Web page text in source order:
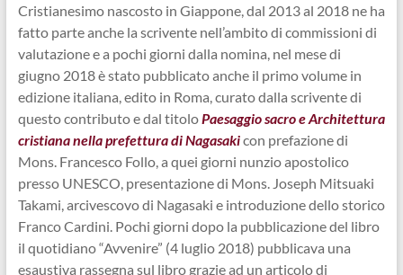
Cristianesimo nascosto in Giappone, dal 2013 al 2018 ne ha
fatto parte anche la scrivente nell’ambito di commissioni di
valutazione e a pochi giorni dalla nomina, nel mese di
giugno 2018 è stato pubblicato anche il primo volume in
edizione italiana, edito in Roma, curato dalla scrivente di
questo contributo e dal titoloPaesaggio sacro e Architettura
cristiana nella prefettura di Nagasakicon prefazione di
Mons. Francesco Follo, a quei giorni nunzio apostolico
presso UNESCO, presentazione di Mons. Joseph Mitsuaki
Takami, arcivescovo di Nagasaki e introduzione dello storico
Franco Cardini. Pochi giorni dopo la pubblicazione del libro
il quotidiano “Avvenire” (4 luglio 2018) pubblicava una
esaustiva rassegna sul libro grazie ad un articolo di